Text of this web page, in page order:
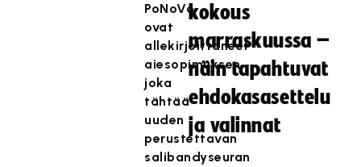
PoNoVo
ovat
allekirjoittaneet
aiesopimuksen,
joka
tähtää
uuden
perustettavan
salibandyseuran
kokous
marraskuussa –
näin tapahtuvat
ehdokasasettelu
ja valinnat